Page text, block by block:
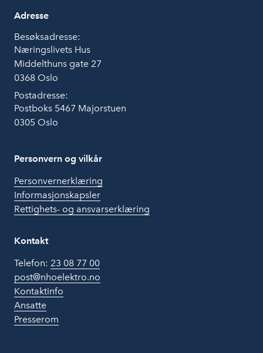
Adresse
Besøksadresse:
Næringslivets Hus
Middelthuns gate 27
0368 Oslo
Postadresse:
Postboks 5467 Majorstuen
0305 Oslo
Personvern og vilkår
Personvernerklæring
Informasjonskapsler
Rettighets- og ansvarserklæring
Kontakt
Telefon: 23 08 77 00
post@nhoelektro.no
Kontaktinfo
Ansatte
Presserom